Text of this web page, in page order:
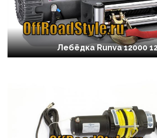
Лебёдка Runva 12000